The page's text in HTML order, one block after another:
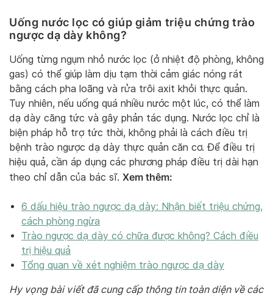
Uống nước lọc có giúp giảm triệu chứng trào
ngược dạ dày không?
Uống từng ngụm nhỏ nước lọc (ở nhiệt độ phòng, không
gas) có thể giúp làm dịu tạm thời cảm giác nóng rát
bằng cách pha loãng và rửa trôi axit khỏi thực quản.
Tuy nhiên, nếu uống quá nhiều nước một lúc, có thể làm
dạ dày căng tức và gây phản tác dụng. Nước lọc chỉ là
biện pháp hỗ trợ tức thời, không phải là cách điều trị
bệnh trào ngược dạ dày thực quản căn cơ. Để điều trị
hiệu quả, cần áp dụng các phương pháp điều trị dài hạn
theo chỉ dẫn của bác sĩ. Xem thêm:
6 dấu hiệu trào ngược dạ dày: Nhận biết triệu chứng,
cách phòng ngừa
Trào ngược dạ dày có chữa được không? Cách điều
trị hiệu quả
Tổng quan về xét nghiệm trào ngược dạ dày
Hy vọng bài viết đã cung cấp thông tin toàn diện về các